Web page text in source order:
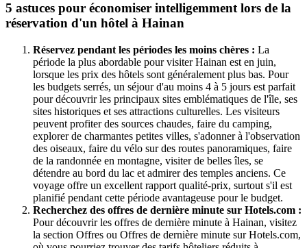
5 astuces pour économiser intelligemment lors de la
réservation d'un hôtel à Hainan
Réservez pendant les périodes les moins chères : La
période la plus abordable pour visiter Hainan est en juin,
lorsque les prix des hôtels sont généralement plus bas. Pour
les budgets serrés, un séjour d'au moins 4 à 5 jours est parfait
pour découvrir les principaux sites emblématiques de l'île, ses
sites historiques et ses attractions culturelles. Les visiteurs
peuvent profiter des sources chaudes, faire du camping,
explorer de charmantes petites villes, s'adonner à l'observation
des oiseaux, faire du vélo sur des routes panoramiques, faire
de la randonnée en montagne, visiter de belles îles, se
détendre au bord du lac et admirer des temples anciens. Ce
voyage offre un excellent rapport qualité-prix, surtout s'il est
planifié pendant cette période avantageuse pour le budget.
Recherchez des offres de dernière minute sur Hotels.com :
Pour découvrir les offres de dernière minute à Hainan, visitez
la section Offres ou Offres de dernière minute sur Hotels.com,